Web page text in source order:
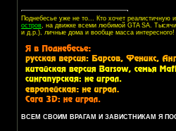
Поднебесье уже не то... Кто хочет
остров, на движке всеми любимой GTA SA.
и д.р.), личные дома и вообще масса
ВСЕМ СВОИМ ВРАГАМ И ЗАВИСТНИКАМ Я